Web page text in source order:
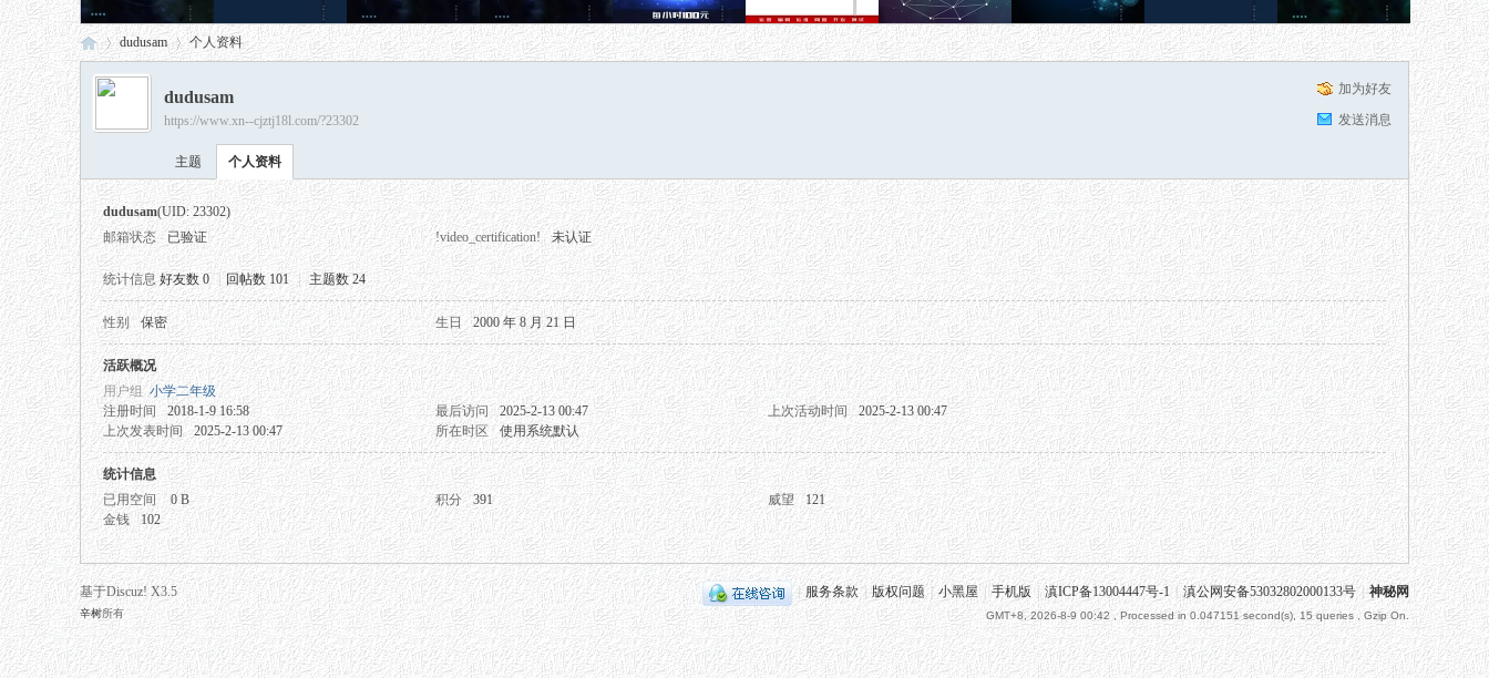
秘
网
›
dudusam 个人资料
加为好友
发送消息
dudusam
https://www.xn--cjztj18l.com/?23302
主题 个人资料
dudusam(UID: 23302)
邮箱状态
已验证 !video_certification! 未认证
统计信息 好友数 0 回帖数 101 主题数 24
性别 保密 生日 2000 年 8 月 21 日
活跃概况
用户组 小学二年级
注册时间
2018-1-9 16:58 最后访问 2025-2-13 00:47 上次活动时间
2025-2-13 00:47
上次发表时间
2025-2-13 00:47 所在时区 使用系统默认
统计信息
已用空间
0 B 积分 391 威望
121
金钱
102
服务条款 版权问题 | 小黑屋 手机版 滇ICP备13004447号-1 | 滇公网安备53032802000133号 神秘网
GMT+8, 2026-8-9 00:42 , Processed in 0.047151 second(s), 15 queries , Gzip On.
基于Discuz! X3.5
辛树所有